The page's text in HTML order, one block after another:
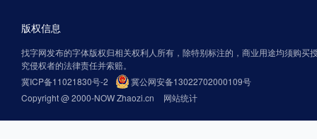
版权信息
找字网发布的字体版权归相关权利人所有，除特别标注的，商业用途均须购买
究侵权者的法律责任并索赔。
冀ICP备11021830号-2
冀公网安备13022702000109号
Copyright @ 2000-NOW Zhaozi.cn
网站统计